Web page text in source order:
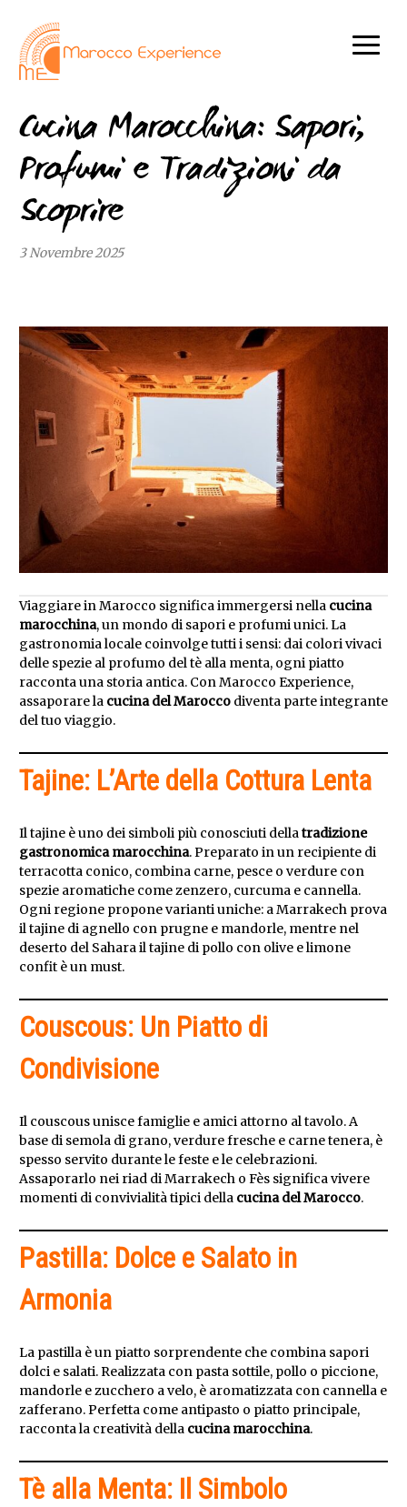
Cucina Marocchina: Sapori,
Profumi e Tradizioni da
Scoprire
3 Novembre 2025
Viaggiare in Marocco significa immergersi nella cucina
marocchina, un mondo di sapori e profumi unici. La
gastronomia locale coinvolge tutti i sensi: dai colori vivaci
delle spezie al profumo del tè alla menta, ogni piatto
racconta una storia antica. Con Marocco Experience,
assaporare la cucina del Marocco diventa parte integrante
del tuo viaggio.
Tajine: L’Arte della Cottura Lenta
Il tajine è uno dei simboli più conosciuti dellatradizione
gastronomica marocchina. Preparato in un recipiente di
terracotta conico, combina carne, pesce o verdure con
spezie aromatiche come zenzero, curcuma e cannella.
Ogni regione propone varianti uniche: a Marrakech prova
il tajine di agnello con prugne e mandorle, mentre nel
deserto del Sahara il tajine di pollo con olive e limone
confit è un must.
Couscous: Un Piatto di
Condivisione
Il couscous unisce famiglie e amici attorno al tavolo. A
base di semola di grano, verdure fresche e carne tenera, è
spesso servito durante le feste e le celebrazioni.
Assaporarlo nei riad di Marrakech o Fès significa vivere
momenti di convivialità tipici della cucina del Marocco.
Pastilla: Dolce e Salato in
Armonia
La pastilla è un piatto sorprendente che combina sapori
dolci e salati. Realizzata con pasta sottile, pollo o piccione,
mandorle e zucchero a velo, è aromatizzata con cannella e
zafferano. Perfetta come antipasto o piatto principale,
racconta la creatività della cucina marocchina.
Tè alla Menta: Il Simbolo